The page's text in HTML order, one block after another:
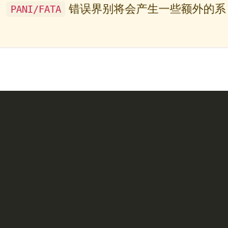
PANI/FATA
错误界别将会产生一些额外的系